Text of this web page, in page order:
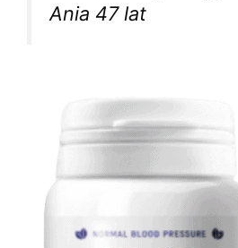
Ania 47 lat